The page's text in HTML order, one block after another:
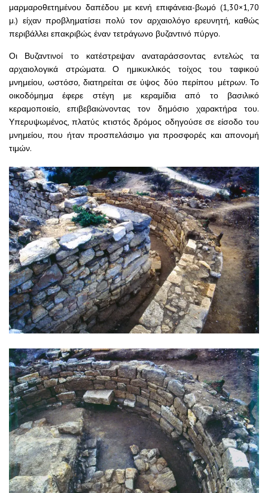
μαρμαροθετημένου δαπέδου με κενή επιφάνεια-βωμό (1,30×1,70
μ.) είχαν προβληματίσει πολύ τον αρχαιολόγο ερευνητή, καθώς
περιβάλλει επακριβώς έναν τετράγωνο βυζαντινό πύργο.
Οι Βυζαντινοί το κατέστρεψαν αναταράσσοντας εντελώς τα
αρχαιολογικά στρώματα. Ο ημικυκλικός τοίχος του ταφικού
μνημείου, ωστόσο, διατηρείται σε ύψος δύο περίπου μέτρων. Το
οικοδόμημα έφερε στέγη με κεραμίδια από το βασιλικό
κεραμοποιείο, επιβεβαιώνοντας τον δημόσιο χαρακτήρα του.
Υπερυψωμένος, πλατύς κτιστός δρόμος οδηγούσε σε είσοδο του
μνημείου, που ήταν προσπελάσιμο για προσφορές και απονομή
τιμών.